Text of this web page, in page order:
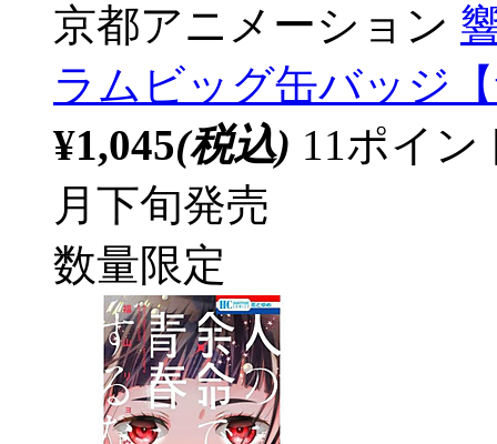
京都アニメーション
ラムビッグ缶バッジ
¥1,045(税込) 11ポイ
月下旬発売
数量限定